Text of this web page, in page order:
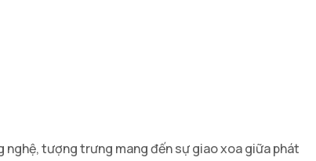
tượng trưng mang đến sự giao xoa giữa phát